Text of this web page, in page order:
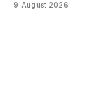
9 August 2026